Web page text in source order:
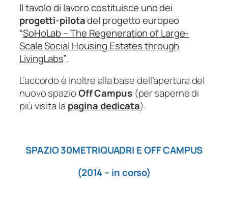
Il tavolo di lavoro costituisce uno dei
progetti-pilotadel progetto europeo
“SoHoLab – The Regeneration of Large-
Scale Social Housing Estates through
LivingLabs”.
L’accordo è inoltre alla base dell’apertura del
nuovo spazioOff Campus(per saperne di
più visita la pagina dedicata).
SPAZIO 30METRIQUADRI E OFF CAMPUS
(2014 – in corso)